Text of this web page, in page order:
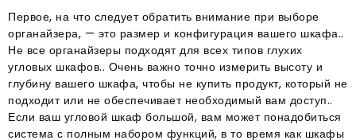
Первое, на что следует обратить внимание при выборе
органайзера, — это размер и конфигурация вашего шкафа..
Не все органайзеры подходят для всех типов глухих
угловых шкафов.. Очень важно точно измерить высоту и
глубину вашего шкафа, чтобы не купить продукт, который не
подходит или не обеспечивает необходимый вам доступ..
Если ваш угловой шкаф большой, вам может понадобиться
система с полным набором функций, в то время как шкафы